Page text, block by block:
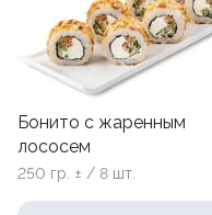
Бонито с жаренным
лососем
250 гр. ± / 8 шт.